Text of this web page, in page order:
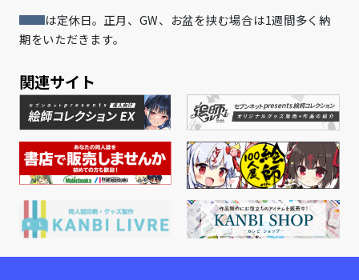
は定休日。正月、GW、お盆を挟む場合は1週間多く納
期をいただきます。
関連サイト